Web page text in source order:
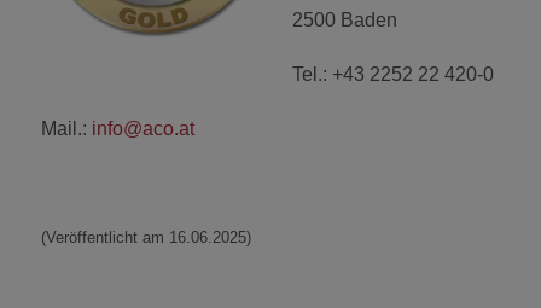
2500 Baden
Tel.: +43 2252 22 420-0
Mail.: info@aco.at
(Veröffentlicht am 16.06.2025)